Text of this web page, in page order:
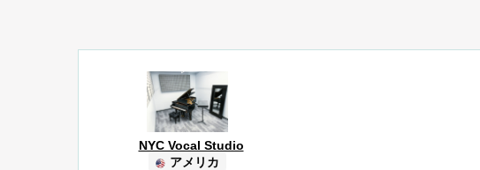
NYC Vocal Studio
アメリカ